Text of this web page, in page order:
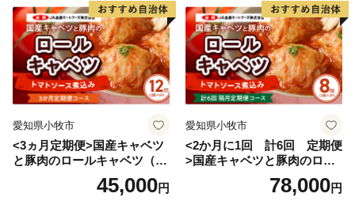
愛知県小牧市
<3ヵ月定期便>国産キャベツ
と豚肉のロールキャベツ（6P
45,000円
愛知県小牧市
<2か月に1回 計6回 定期便
>国産キャベツと豚肉のロー
ルキャベツ（4P入り）
78,000円